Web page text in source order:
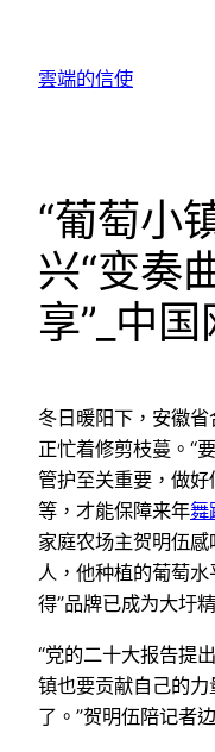
雲端的信使
“葡萄小
兴“变奏
享”_中国
冬日暖阳下，安徽
正忙着修剪枝蔓。“
管护至关重要，做
等，才能保障来年舞
家庭农场主贺明伍
人，他种植的葡萄
得”品牌已成为大圩
“党的二十大报告提
镇也要贡献自己的
了。”贺明伍陪记者